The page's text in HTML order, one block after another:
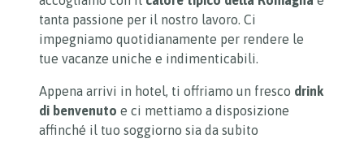
tanta passione per il nostro lavoro. Ci
impegniamo quotidianamente per rendere le
tue vacanze uniche e indimenticabili.
Appena arrivi in hotel, ti offriamo un fresco drink
di benvenuto e ci mettiamo a disposizione
affinché il tuo soggiorno sia da subito